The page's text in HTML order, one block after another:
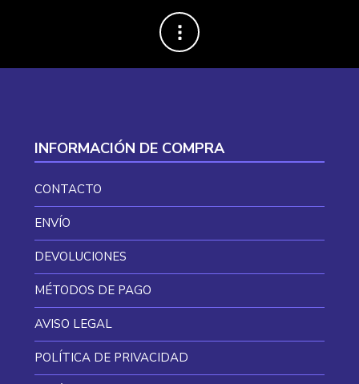
INFORMACIÓN DE COMPRA
CONTACTO
ENVÍO
DEVOLUCIONES
MÉTODOS DE PAGO
AVISO LEGAL
POLÍTICA DE PRIVACIDAD